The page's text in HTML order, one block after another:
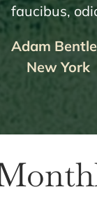
faucibus,
Adam
New York